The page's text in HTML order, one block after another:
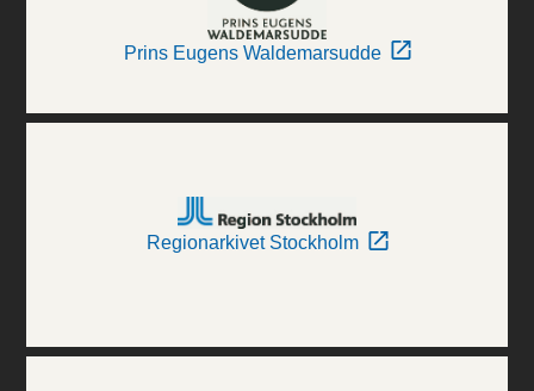
Prins Eugens Waldemarsudde
Regionarkivet Stockholm